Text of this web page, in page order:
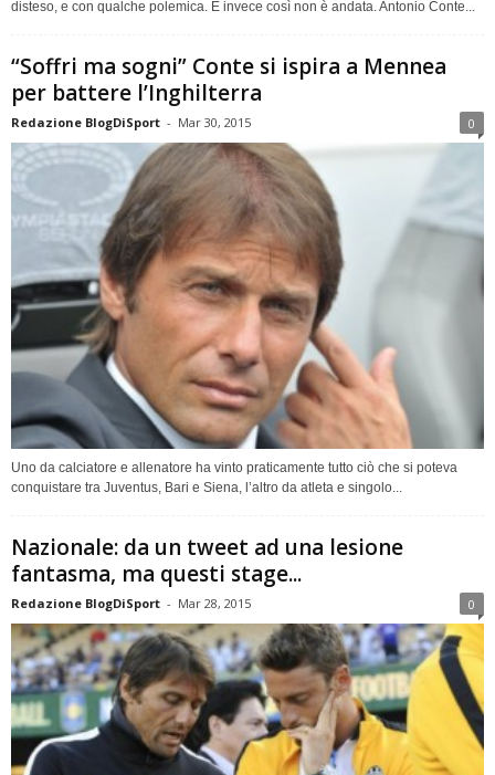
disteso, e con qualche polemica. E invece così non è andata. Antonio Conte...
“Soffri ma sogni” Conte si ispira a Mennea
per battere l’Inghilterra
Redazione BlogDiSport - Mar 30, 2015 0
Uno da calciatore e allenatore ha vinto praticamente tutto ciò che si poteva
conquistare tra Juventus, Bari e Siena, l’altro da atleta e singolo...
Nazionale: da un tweet ad una lesione
fantasma, ma questi stage...
Redazione BlogDiSport - Mar 28, 2015 0